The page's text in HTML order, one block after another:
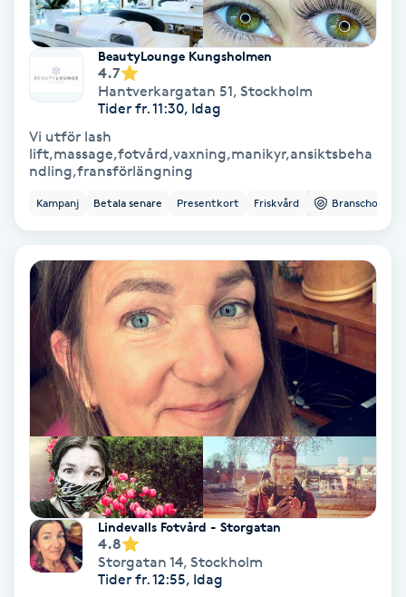
Läpptatuering
Manikyr & Pedikyr
Massage
Medial vägledning
Medicinsk massage
Meditation
Medium
Megavolymfransar
Melasma
BeautyLounge Kungsholmen
4.7
Hantverkargatan 51, Stockholm
Tider fr. 11:30, Idag
Vi utför lash
lift,massage,fotvård,vaxning,manikyr,ansiktsbeha
ndling,fransförlängning
Kampanj Betala senare Presentkort Friskvård Branschorg.
Lindevalls Fotvård - Storgatan
4.8
Storgatan 14, Stockholm
Tider fr. 12:55, Idag